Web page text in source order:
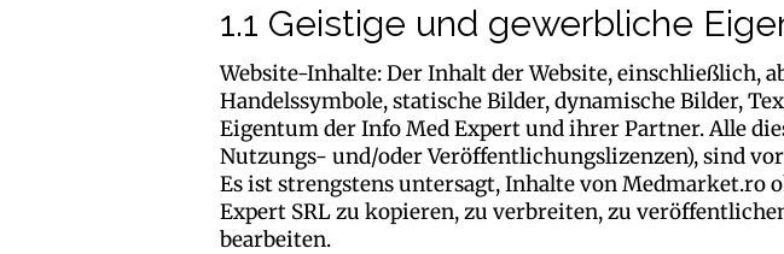
1.1 Geistige und gewerbliche
Website-Inhalte: Der Inhalt der Website, einschließlich,
Handelssymbole, statische Bilder, dynamische Bilder,
Eigentum der Info Med Expert und ihrer Partner. Alle
Nutzungs- und/oder Veröffentlichungslizenzen), sind
Es ist strengstens untersagt, Inhalte von Medmarket.ro
Expert SRL zu kopieren, zu verbreiten, zu
bearbeiten.